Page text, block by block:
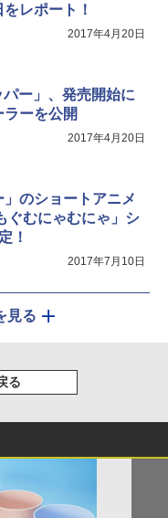
レポート！
2017年4月20日
ー」、発売開始に
ーを公開
2017年4月20日
」のショートアニメ
ぐむにゃむにゃ」シ
！
2017年7月10日
見る
る